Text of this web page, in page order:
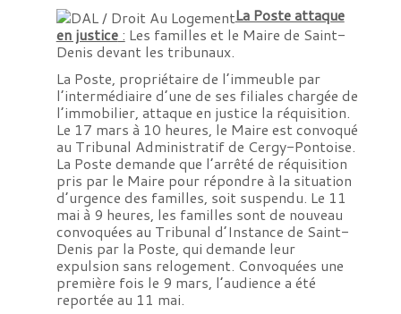
La Poste attaque
en justice: Les familles et le Maire de Saint-
Denis devant les tribunaux.
La Poste, propriétaire de l’immeuble par
l’intermédiaire d’une de ses filiales chargée de
l’immobilier, attaque en justice la réquisition.
Le 17 mars à 10 heures, le Maire est convoqué
au Tribunal Administratif de Cergy-Pontoise.
La Poste demande que l’arrêté de réquisition
pris par le Maire pour répondre à la situation
d’urgence des familles, soit suspendu. Le 11
mai à 9 heures, les familles sont de nouveau
convoquées au Tribunal d’Instance de Saint-
Denis par la Poste, qui demande leur
expulsion sans relogement. Convoquées une
première fois le 9 mars, l’audience a été
reportée au 11 mai.